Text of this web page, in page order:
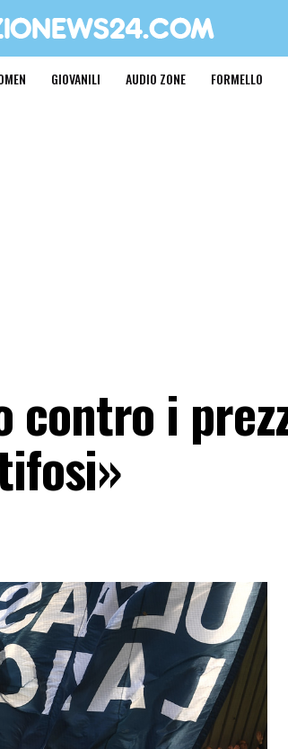
GIOVANILI AUDIO ZONE FORMELLO
contro i